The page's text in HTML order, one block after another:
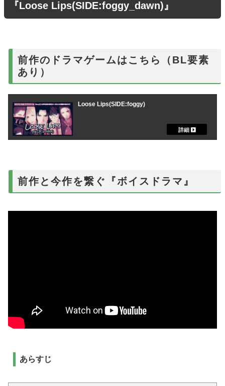
『Loose Lips(SIDE:foggy_dawn)』
前作のドラマゲームはこちら（BL要素
あり）
Loose Lips(SIDE:foggy)
前作と今作を繋ぐ『ボイスドラマ』
あらすじ